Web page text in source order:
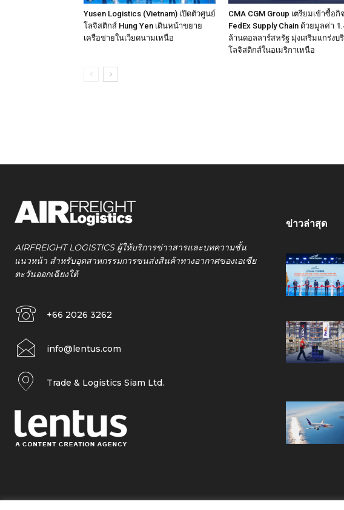
Yusen Logistics (Vietnam) เปิดตัวศูนย์
โลจิสติกส์ Hung Yen เดินหน้าขยาย
เครือข่ายในเวียดนามเหนือ
CMA CGM Group เตรียมเข้าซื้อกิ
FedEx Supply Chain ด้วยมูลค่า
ล้านดอลลาร์สหรัฐ มุ่งเสริมแกร่งบ
โลจิสติกส์ในอเมริกาเหนือ
AIRFREIGHT LOGISTICS ผู้ให้บริการข่าวสารและบทความชั้น
แนวหน้า สำหรับอุตสาหกรรมการขนส่งสินค้าทางอากาศของเอเชีย
ตะวันออกเฉียงใต้
+66 2026 3262
info@lentus.com
Trade & Logistics Siam Ltd.
ข่าวล่าสุด